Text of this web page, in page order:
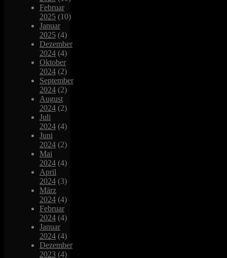
Februar
2025 (10)
Januar
2025 (4)
Dezember
2024 (4)
Oktober
2024 (2)
September
2024 (2)
August
2024 (2)
Juli
2024 (4)
Juni
2024 (2)
Mai
2024 (4)
April
2024 (3)
März
2024 (4)
Februar
2024 (4)
Januar
2024 (4)
Dezember
2023 (4)